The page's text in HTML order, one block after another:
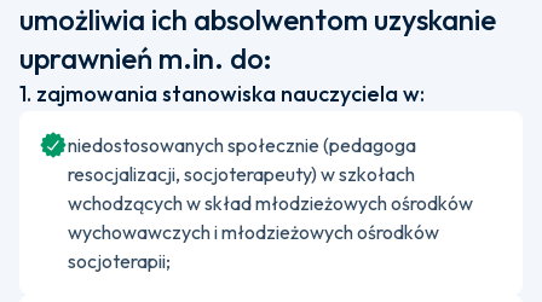
umożliwia ich absolwentom uzyskanie
uprawnień m.in. do:
1. zajmowania stanowiska nauczyciela w:
niedostosowanych społecznie (pedagoga
resocjalizacji, socjoterapeuty) w szkołach
wchodzących w skład młodzieżowych ośrodków
wychowawczych i młodzieżowych ośrodków
socjoterapii;